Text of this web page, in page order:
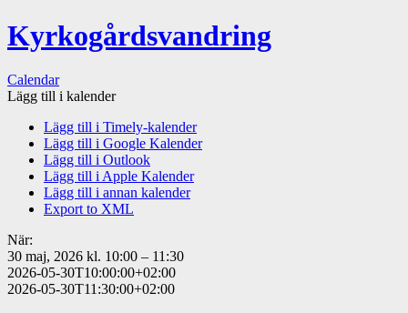
Kyrkogårdsvandring
Calendar
Lägg till i kalender
Lägg till i Timely-kalender
Lägg till i Google Kalender
Lägg till i Outlook
Lägg till i Apple Kalender
Lägg till i annan kalender
Export to XML
När:
30 maj, 2026 kl. 10:00 – 11:30
2026-05-30T10:00:00+02:00
2026-05-30T11:30:00+02:00